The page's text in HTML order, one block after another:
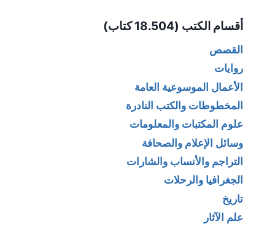
أقسام الكتب (18.504 كتاب)
القصص
روايات
الأعمال الموسوعية العامة
المخطوطات والكتب النادرة
علوم المكتبات والمعلومات
وسائل الإعلام والصحافة
التراجم والأنساب والشارات
الجغرافيا والرحلات
تاريخ
علم الآثار